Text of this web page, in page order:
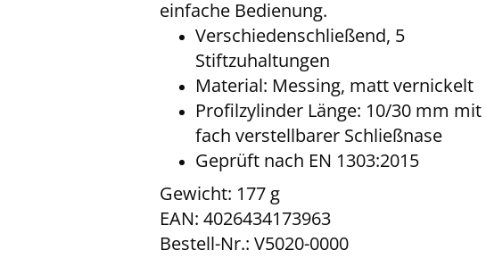
einfache Bedienung.
Verschiedenschließend, 5
Stiftzuhaltungen
Material: Messing, matt vernickelt
Profilzylinder Länge: 10/30 mm mit
fach verstellbarer Schließnase
Geprüft nach EN 1303:2015
Gewicht: 177 g
EAN: 4026434173963
Bestell-Nr.: V5020-0000